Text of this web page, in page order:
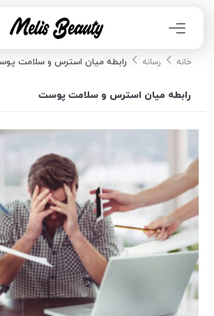
خانه رسانه رابطه میان استرس و سلامت
رابطه میان استرس و سلامت پوست